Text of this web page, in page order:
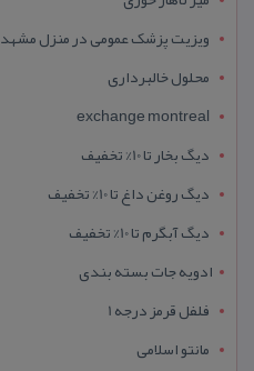
ویزیت پزشک عمومی در منزل مشهد
محلول خالبرداری
exchange montreal
دیگ بخار تا 10% تخفیف
دیگ روغن داغ تا 10% تخفیف
دیگ آبگرم تا 10% تخفیف
ادویه جات بسته بندی
فلفل قرمز درجه 1
مانتو اسلامی